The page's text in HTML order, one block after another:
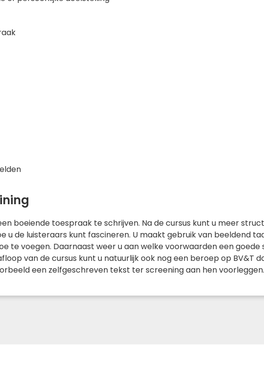
boeiende toespraak te schrijven. Na de cursus kunt u meer
u de luisteraars kunt fascineren. U maakt gebruik van beeldend
te voegen. Daarnaast weer u aan welke voorwaarden een
van de cursus kunt u natuurlijk ook nog een beroep op BV&T
een zelfgeschreven tekst ter screening aan hen voorleggen.